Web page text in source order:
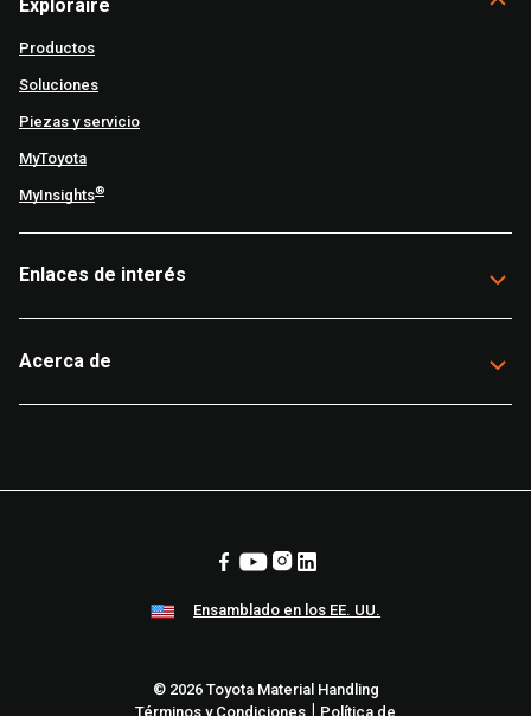
Exploraire
Productos
Soluciones
Piezas y servicio
MyToyota
MyInsights®
Enlaces de interés
Acerca de
Ensamblado en los EE. UU.
© 2026 Toyota Material Handling
Términos y Condiciones
Política de